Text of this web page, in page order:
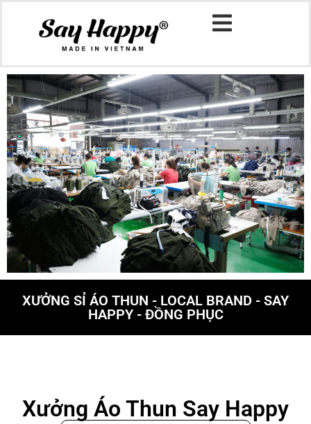
XƯỞNG SỈ ÁO THUN - LOCAL BRAND - SAY
HAPPY - ĐỒNG PHỤC
Xưởng Áo Thun Say Happy